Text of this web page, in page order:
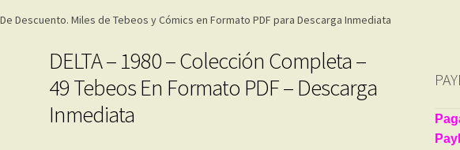
DELTA – 1980 – Colección Completa –
49 Tebeos En Formato PDF – Descarga
Inmediata